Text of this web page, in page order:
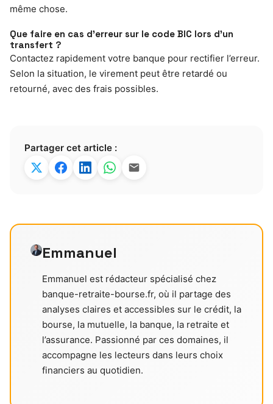
même chose.
Que faire en cas d’erreur sur le code BIC lors d’un
transfert ?
Contactez rapidement votre banque pour rectifier l’erreur.
Selon la situation, le virement peut être retardé ou
retourné, avec des frais possibles.
Partager cet article :
Emmanuel
Emmanuel est rédacteur spécialisé chez
banque-retraite-bourse.fr, où il partage des
analyses claires et accessibles sur le crédit, la
bourse, la mutuelle, la banque, la retraite et
l’assurance. Passionné par ces domaines, il
accompagne les lecteurs dans leurs choix
financiers au quotidien.